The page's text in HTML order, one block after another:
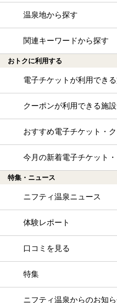
温泉地から探す
関連キーワードから探す
おトクに利用する
電子チケットが利用でき
クーポンが利用できる施
おすすめ電子チケット・
今月の新着電子チケット
特集・ニュース
ニフティ温泉ニュース
体験レポート
口コミを見る
特集
ニフティ温泉からのお知